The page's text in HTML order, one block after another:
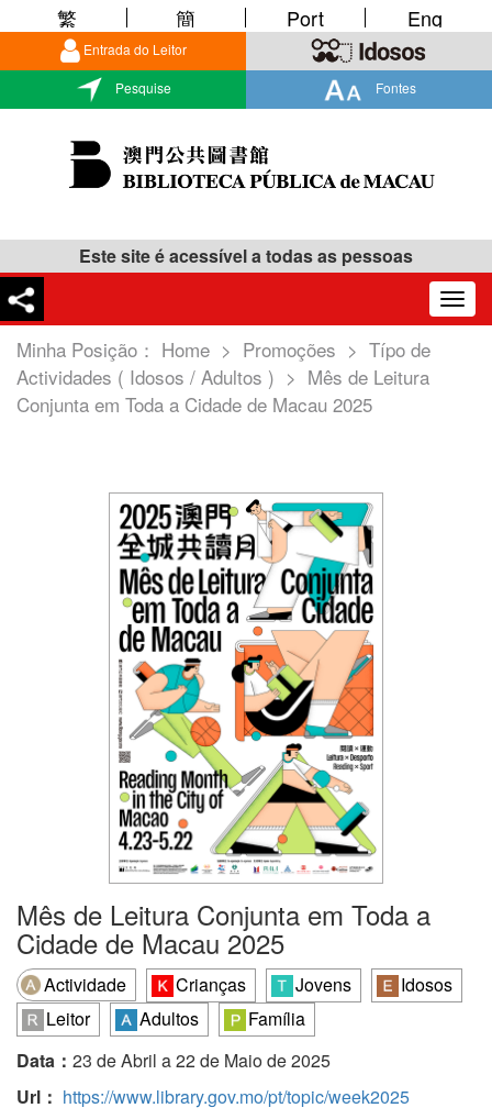
Entrada do Leitor
Pesquise Fontes
繁 簡 Port Eng
Este site é acessível a todas as pessoas
Minha Posição： Home > Promoções > Típo de
Actividades ( Idosos / Adultos ) > Mês de Leitura
Conjunta em Toda a Cidade de Macau 2025
Mês de Leitura Conjunta em Toda a
Cidade de Macau 2025
Actividade Crianças Jovens
Idosos
Leitor
Adultos
Família
Data： 23 de Abril a 22 de Maio de 2025
Url： https://www.library.gov.mo/pt/topic/week2025